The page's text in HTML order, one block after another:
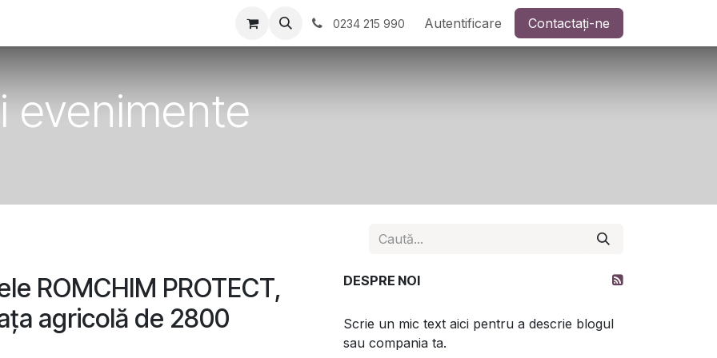
0234 215 990 Autentificare Contactați-ne
evenimente
ROMCHIM PROTECT,
agricolă de 2800
DESPRE NOI
Scrie un mic text aici pentru a descrie blogul
sau compania ta.